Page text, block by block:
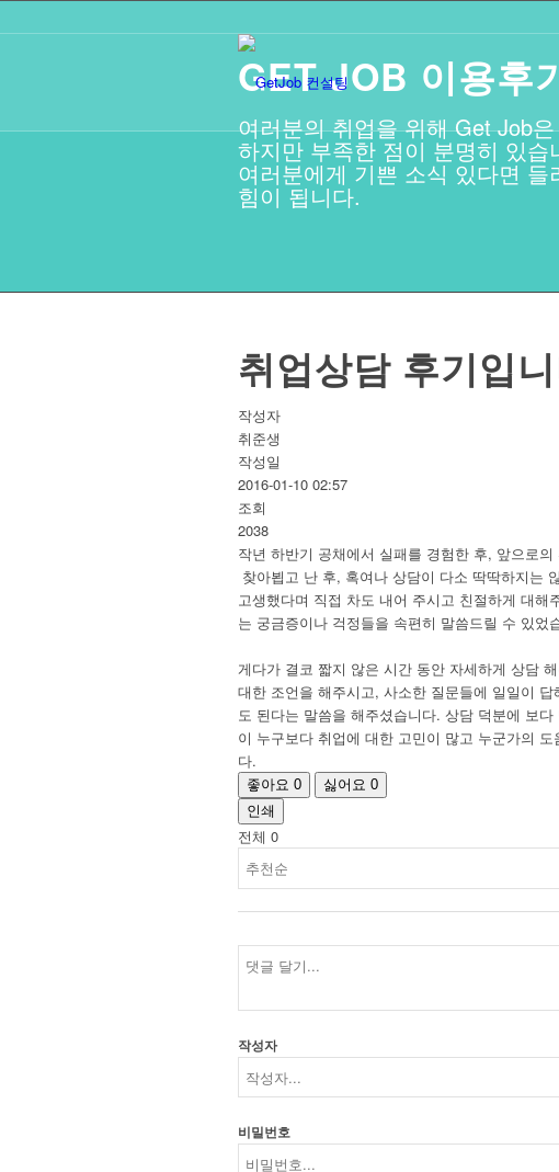
GET JOB 이용후
여러분의 취업을 위해 Get Job
하지만 부족한 점이 분명히 있
여러분에게 기쁜 소식 있다면
힘이 됩니다.
취업상담 후기입
작성자
취준생
작성일
2016-01-10 02:57
조회
2038
작년 하반기 공채에서 실패를 경험한 후, 앞으로
찾아뵙고 난 후, 혹여나 상담이 다소 딱딱하지는
고생했다며 직접 차도 내어 주시고 친절하게 대
는 궁금증이나 걱정들을 속편히 말씀드릴 수 있었
게다가 결코 짧지 않은 시간 동안 자세하게 상담
대한 조언을 해주시고, 사소한 질문들에 일일이
도 된다는 말씀을 해주셨습니다. 상담 덕분에 보
이 누구보다 취업에 대한 고민이 많고 누군가의
다.
좋아요 0 싫어요 0
인쇄
전체 0
작성자
비밀번호